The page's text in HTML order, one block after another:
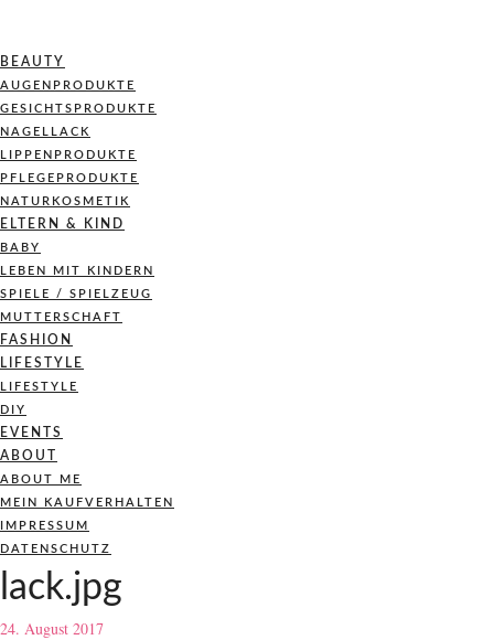
BEAUTY
AUGENPRODUKTE
GESICHTSPRODUKTE
NAGELLACK
LIPPENPRODUKTE
PFLEGEPRODUKTE
NATURKOSMETIK
ELTERN & KIND
BABY
LEBEN MIT KINDERN
SPIELE / SPIELZEUG
MUTTERSCHAFT
FASHION
LIFESTYLE
LIFESTYLE
DIY
EVENTS
ABOUT
ABOUT ME
MEIN KAUFVERHALTEN
IMPRESSUM
DATENSCHUTZ
lack.jpg
24. August 2017